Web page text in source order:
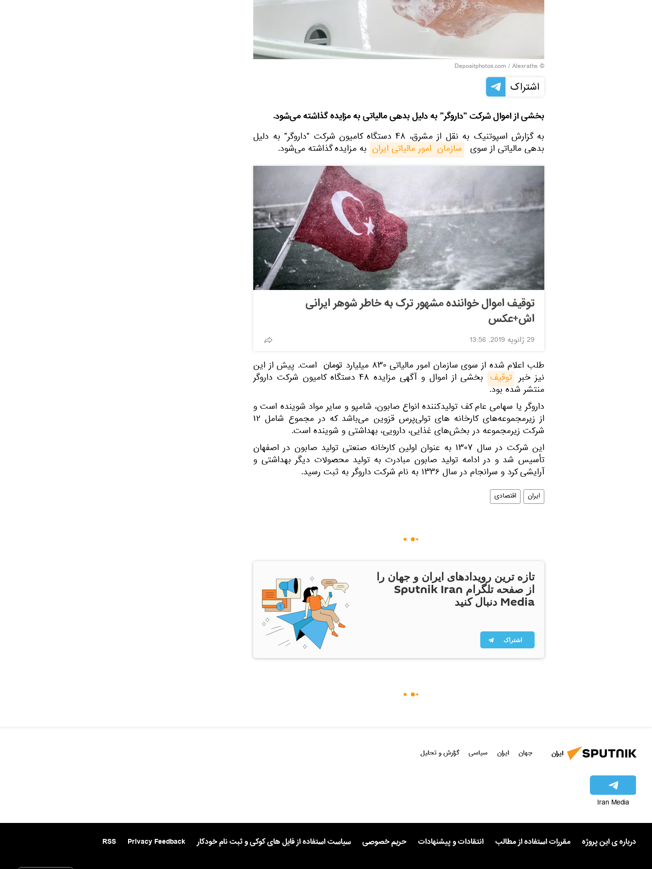
© Depositphotos.com / Alexraths
اشتراک
بخشی از اموال شرکت "داروگر" به دلیل بدهی مالیاتی به مزایده گذاشته می‌شود.
به گزارش اسپوتنیک به نقل از مشرق، ۴۸ دستگاه کامیون شرکت "داروگر" به دلیل
بدهی مالیاتی از سوی سازمان  امور مالیاتی ایران به مزایده گذاشته می‌شود.
توقیف اموال خواننده مشهور ترک به خاطر شوهر ایرانی
اش+عکس
29 ژانویه 2019, 13:56
طلب اعلام شده از سوی سازمان امور مالیاتی ۸۳۰ میلیارد تومان است. پیش از این
نیز خبر توقیف بخشی از اموال و آگهی مزایده ۴۸ دستگاه کامیون شرکت داروگر
منتشر شده بود.
داروگر یا سهامی عام کف تولیدکننده انواع صابون، شامپو و سایر مواد شوینده است و
از زیرمجموعه‌های کارخانه های تولی‌پرس قزوین می‌باشد که در مجموع شامل ۱۲
شرکت زیرمجموعه در بخش‌های غذایی، دارویی، بهداشتی و شوینده است.
این شرکت در سال ۱۳۰۷ به عنوان اولین کارخانه صنعتی تولید صابون در اصفهان
تأسیس شد و در ادامه تولید صابون مبادرت به تولید محصولات دیگر بهداشتی و
آرایشی کرد و سرانجام در سال ۱۳۳۶ به نام شرکت داروگر به ثبت رسید.
ایران اقتصادی
تازه ترین رویدادهای ایران و جهان را
از صفحه تلگرام Sputnik Iran
Media دنبال کنید
اشتراک
ایران جهان ایران سیاسی گزارش و تحلیل
Iran Media
درباره ی این پروژه مقررات استفاده از مطالب انتقادات و پیشنهادات حریم خصوصی سیاست استفاده از فایل های کوکی و ثبت نام خودکار Privacy Feedback
RSS